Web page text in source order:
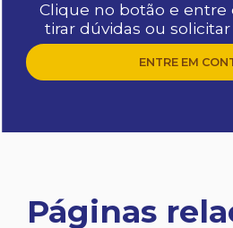
Clique no botão e entre
tirar dúvidas ou
ENTRE EM
Páginas